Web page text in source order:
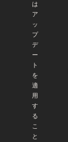
は
ア
ッ
プ
デ
ー
ト
を
適
用
す
る
こ
と